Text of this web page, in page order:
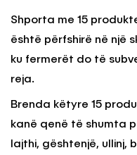
Shporta me 15
është përfshirë në një
ku fermerët do të
reja.
Brenda këtyre 15
kanë qenë të shumta
lajthi, gështenjë, ullinj,